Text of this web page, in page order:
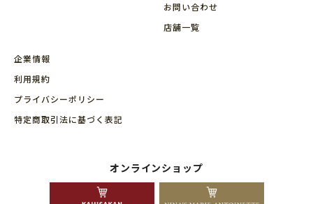
お問い合わせ
店舗⼀覧
企業情報
利用規約
プライバシーポリシー
特定商取引法に基づく表記
オンラインショップ